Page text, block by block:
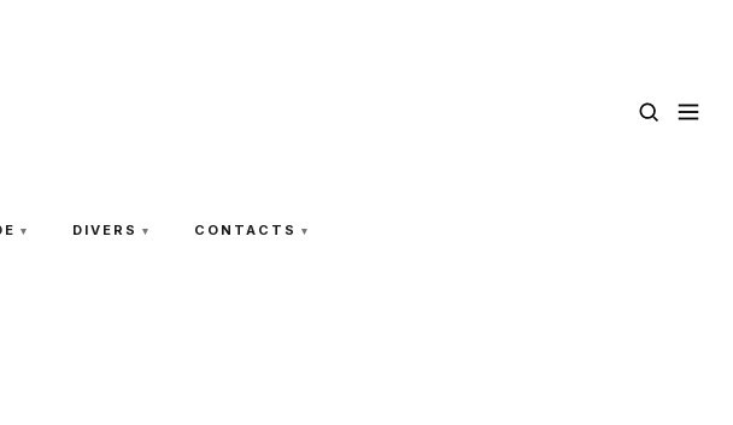
DIVERS CONTACTS